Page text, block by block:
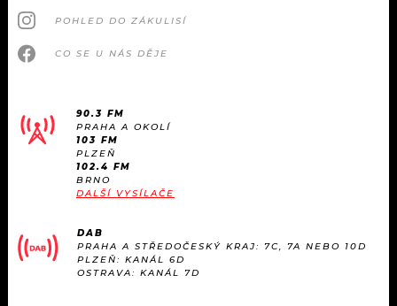
POHLED DO ZÁKULISÍ
CO SE U NÁS DĚJE
90.3 FM
PRAHA A OKOLÍ
103 FM
PLZEŇ
102.4 FM
BRNO
DALŠÍ VYSÍLAČE
DAB
PRAHA A STŘEDOČESKÝ KRAJ: 7C, 7A NEBO 10D
PLZEŇ: KANÁL 6D
OSTRAVA: KANÁL 7D